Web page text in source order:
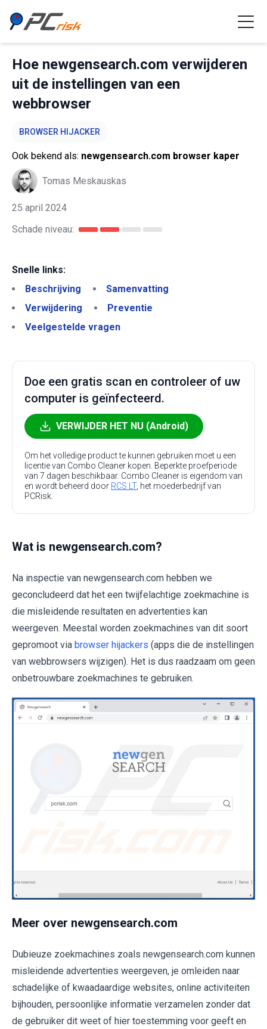
Hoe newgensearch.com verwijderen
uit de instellingen van een
webbrowser
BROWSER HIJACKER
Ook bekend als: newgensearch.com browser kaper
Tomas Meskauskas
25 april 2024
Schade niveau:
Snelle links:
Beschrijving
Samenvatting
Verwijdering
Preventie
Veelgestelde vragen
Doe een gratis scan en controleer of uw
computer is geïnfecteerd.
VERWIJDER HET NU (Android)
Om het volledige product te kunnen gebruiken moet u een
licentie van Combo Cleaner kopen. Beperkte proefperiode
van 7 dagen beschikbaar. Combo Cleaner is eigendom van
en wordt beheerd door RCS LT, het moederbedrijf van
PCRisk.
Wat is newgensearch.com?
Na inspectie van newgensearch.com hebben we
geconcludeerd dat het een twijfelachtige zoekmachine is
die misleidende resultaten en advertenties kan
weergeven. Meestal worden zoekmachines van dit soort
gepromoot via browser hijackers (apps die de instellingen
van webbrowsers wijzigen). Het is dus raadzaam om geen
onbetrouwbare zoekmachines te gebruiken.
Meer over newgensearch.com
Dubieuze zoekmachines zoals newgensearch.com kunnen
misleidende advertenties weergeven, je omleiden naar
schadelijke of kwaadaardige websites, online activiteiten
bijhouden, persoonlijke informatie verzamelen zonder dat
de gebruiker dit weet of hier toestemming voor geeft en